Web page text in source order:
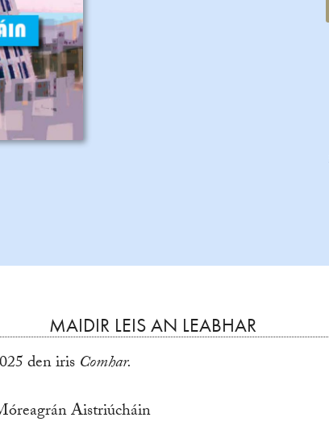
MAIDIR LEIS AN LEABHAR
den iris Comhar.
Aistriúcháin